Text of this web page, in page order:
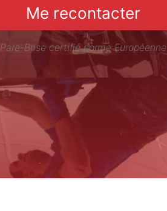
Me recontacter
Pare-Brise certifié norme Européenne